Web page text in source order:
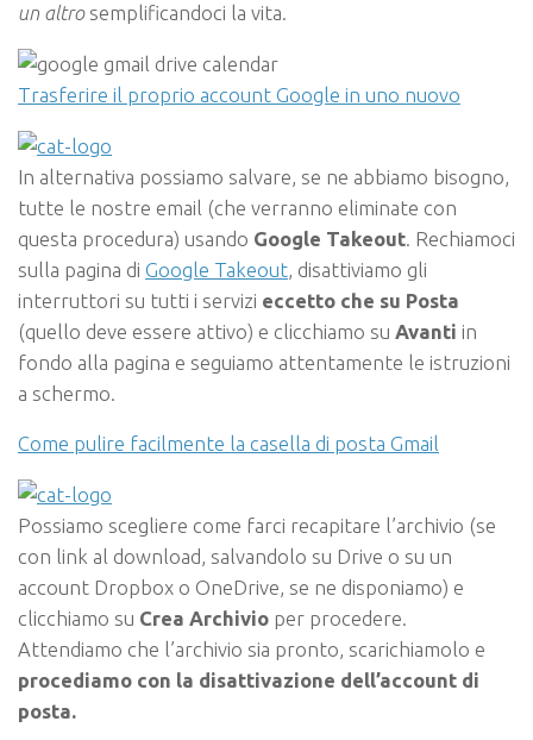
un altro semplificandoci la vita.
Trasferire il proprio account Google in uno nuovo
In alternativa possiamo salvare, se ne abbiamo bisogno,
tutte le nostre email (che verranno eliminate con
questa procedura) usando Google Takeout . Rechiamoci
sulla pagina di Google Takeout , disattiviamo gli
interruttori su tutti i servizi eccetto che su Posta
(quello deve essere attivo) e clicchiamo su Avanti in
fondo alla pagina e seguiamo attentamente le istruzioni
a schermo.
Come pulire facilmente la casella di posta Gmail
Possiamo scegliere come farci recapitare l’archivio (se
con link al download, salvandolo su Drive o su un
account Dropbox o OneDrive, se ne disponiamo) e
clicchiamo su Crea Archivio per procedere.
Attendiamo che l’archivio sia pronto, scarichiamolo e
procediamo con la disattivazione dell’account di
posta.